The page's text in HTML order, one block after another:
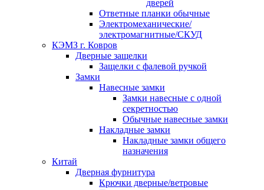
дверей
Ответные планки обычные
Электромеханические/
электромагнитные/СКУД
КЭМЗ г. Ковров
Дверные защелки
Защелки с фалевой ручкой
Замки
Навесные замки
Замки навесные с одной
секретностью
Обычные навесные замки
Накладные замки
Накладные замки общего
назначения
Китай
Дверная фурнитура
Крючки дверные/ветровые